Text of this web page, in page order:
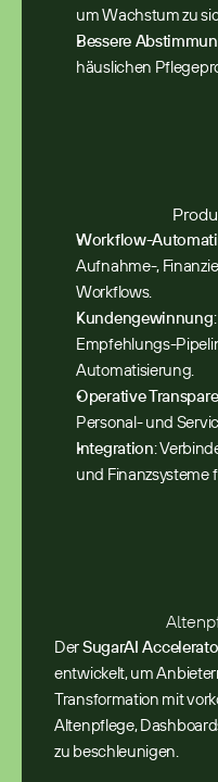
um Wachstum zu
Bessere
häuslichen
Workflow-
Aufnahme-,
Workflows.
Kundengewinnung
Empfehlungs-
Automatisierung.
Operative
Personal- und
Integration:
und Finanzsysteme
Der SugarAI
entwickelt, um
Transformation mit
Altenpflege,
zu beschleunigen.